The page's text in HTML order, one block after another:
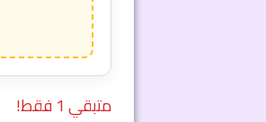
متبقي 1 فقط!